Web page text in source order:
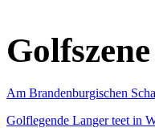
Am Brandenburgischen
Golflegende Langer teet in